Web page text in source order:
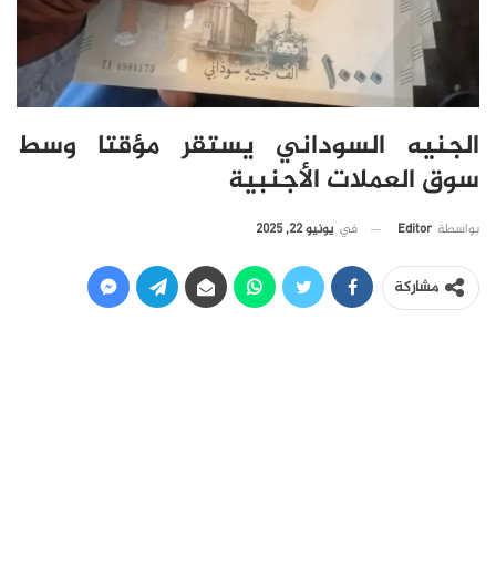
الجنيه السوداني يستقر مؤقتا وسط
سوق العملات الأجنبية
بواسطة Editor في يونيو 22, 2025
مشاركة